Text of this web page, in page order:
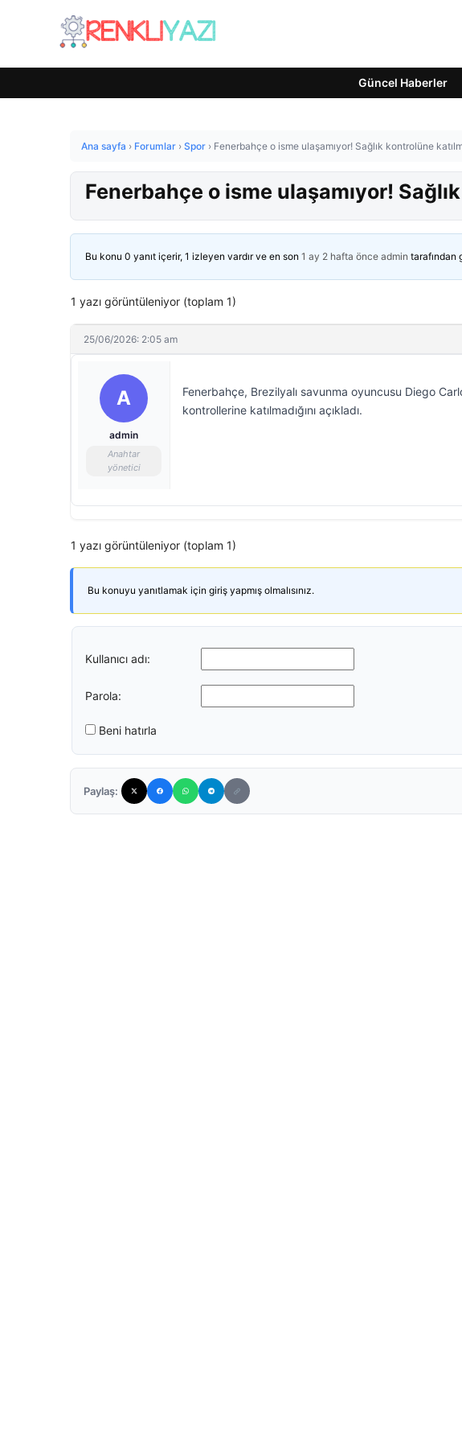
Güncel Haberler
Ana sayfa › Forumlar › Spor › Fenerbahçe o isme ulaşamıyor! Sağlık kontrolüne
Fenerbahçe o isme ulaşamıyor!
Bu konu 0 yanıt içerir, 1 izleyen vardır ve en son 1 ay 2 hafta önce admin tarafından
1 yazı görüntüleniyor (toplam 1)
25/06/2026: 2:05 am
A
admin
Anahtar
yönetici
Fenerbahçe, Brezilyalı savunma oyuncusu Diego
kontrollerine katılmadığını açıkladı.
1 yazı görüntüleniyor (toplam 1)
Bu konuyu yanıtlamak için giriş yapmış olmalısınız.
Kullanıcı adı:
Parola:
Beni hatırla
Paylaş: